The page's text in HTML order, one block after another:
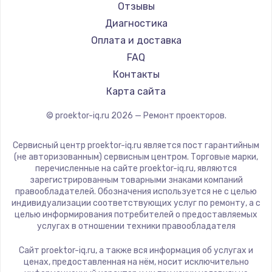
Заказать
Замена шим-контроллера
3900 руб.
Заказать
Заказать
Ремонт петель крышки
1195 руб.
Заказать
Замена динамиков
1350 руб.
JVC
Casio
Hiper
HITACHI
Panasonic
Hisense
Отзывы
Диагностика
Оплата и доставка
FAQ
Контакты
Карта сайта
© proektor-iq.ru 2026 — Ремонт проекторов.
Сервисный центр proektor-iq.ru является пост гарантийным
(не авторизованным) сервисным центром. Торговые марки,
перечисленные на сайте proektor-iq.ru, являются
зарегистрированным товарными знаками компаний
правообладателей. Обозначения используется не с целью
индивидуализации соответствующих услуг по ремонту, а с
целью информирования потребителей о предоставляемых
услугах в отношении техники правообладателя
Сайт proektor-iq.ru, а также вся информация об услугах и
ценах, предоставленная на нём, носит исключительно